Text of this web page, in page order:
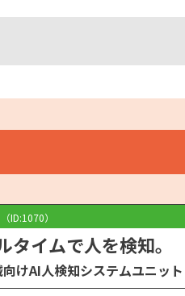
（ID:1070）
イムで人を検知。
向けAI人検知システムユニ